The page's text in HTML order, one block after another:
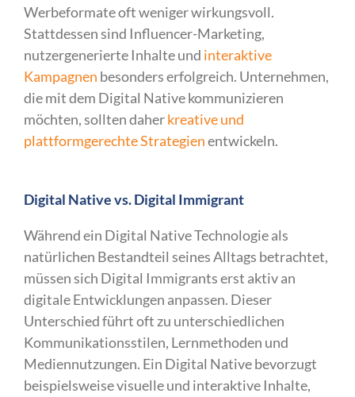
Werbeformate oft weniger wirkungsvoll.
Stattdessen sind Influencer-Marketing,
nutzergenerierte Inhalte und interaktive
Kampagnen besonders erfolgreich. Unternehmen,
die mit dem Digital Native kommunizieren
möchten, sollten daherkreative und
plattformgerechte Strategienentwickeln.
Digital Native vs. Digital Immigrant
Während ein Digital Native Technologie als
natürlichen Bestandteil seines Alltags betrachtet,
müssen sich Digital Immigrants erst aktiv an
digitale Entwicklungen anpassen. Dieser
Unterschied führt oft zu unterschiedlichen
Kommunikationsstilen, Lernmethoden und
Mediennutzungen. Ein Digital Native bevorzugt
beispielsweise visuelle und interaktive Inhalte,